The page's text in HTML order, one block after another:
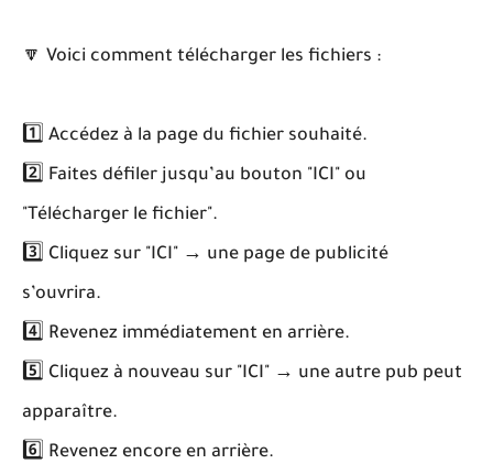
🔽 Voici comment télécharger les fichiers :
1️⃣ Accédez à la page du fichier souhaité.
2️⃣ Faites défiler jusqu’au bouton "ICI" ou
"Télécharger le fichier".
3️⃣ Cliquez sur "ICI" → une page de publicité
s’ouvrira.
4️⃣ Revenez immédiatement en arrière.
5️⃣ Cliquez à nouveau sur "ICI" → une autre pub peut
apparaître.
6️⃣ Revenez encore en arrière.